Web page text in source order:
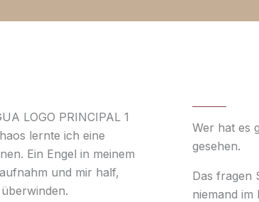
lernte ich eine
Ein Engel in meinem
und mir half,
Wer hat es
gesehen.
Das fragen
niemand im